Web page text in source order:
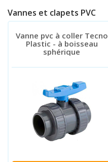
Vannes et clapets PVC
Vanne pvc à coller Tecno
Plastic - à boisseau
sphérique